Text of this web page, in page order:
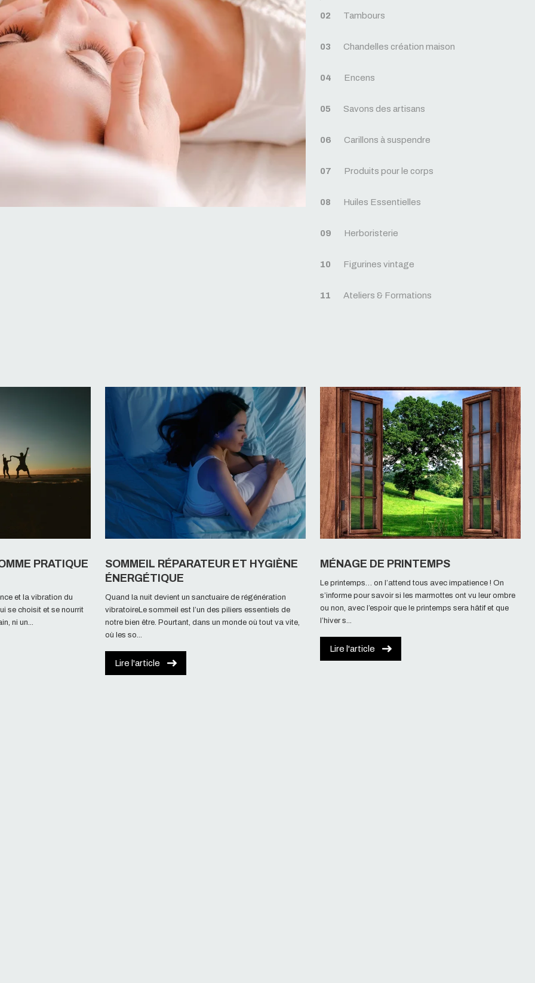
02 Tambours
03 Chandelles création maison
04 Encens
05 Savons des artisans
06 Carillons à suspendre
07 Produits pour le corps
08 Huiles Essentielles
09 Herboristerie
10 Figurines vintage
11 Ateliers & Formations
PRATIQUE
et la vibration du
se choisit et se nourrit
ni un...
SOMMEIL RÉPARATEUR ET HYGIÈNE
ÉNERGÉTIQUE
Quand la nuit devient un sanctuaire de régénération
vibratoireLe sommeil est l’un des piliers essentiels de
notre bien être. Pourtant, dans un monde où tout va vite,
où les so...
Lire l'article
MÉNAGE DE PRINTEMPS
Le printemps… on l’attend tous avec impatience ! On
s’informe pour savoir si les marmottes ont vu leur ombre
ou non, avec l’espoir que le printemps sera hâtif et que
l’hiver s...
Lire l'article